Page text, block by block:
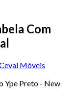
Com
Móveis
Ype Preto - New